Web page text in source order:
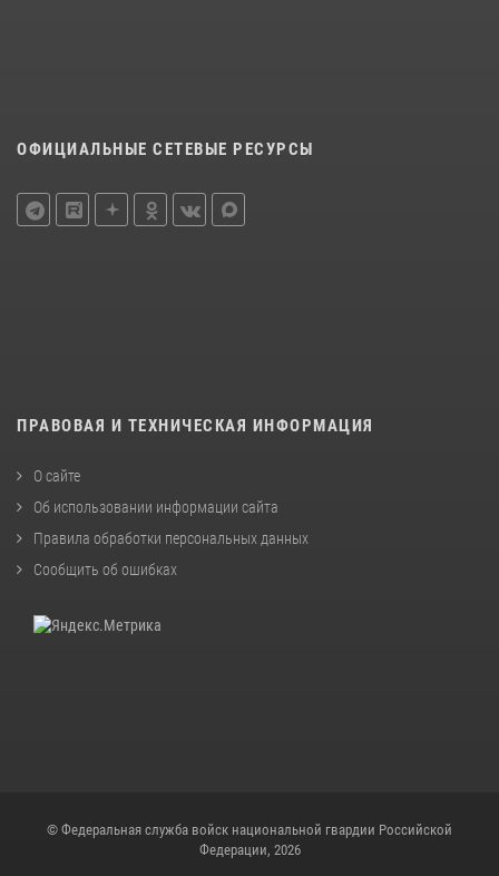
ОФИЦИАЛЬНЫЕ СЕТЕВЫЕ РЕСУРСЫ
ПРАВОВАЯ И ТЕХНИЧЕСКАЯ ИНФОРМАЦИЯ
О сайте
Об использовании информации сайта
Правила обработки персональных данных
Сообщить об ошибках
© Федеральная служба войск национальной гвардии Российской
Федерации, 2026